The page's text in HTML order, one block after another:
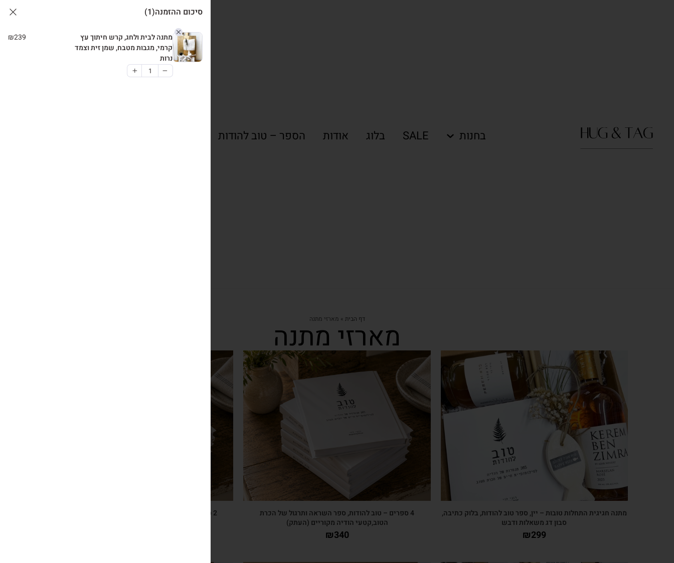
בחנות SALE בלוג אודות הספר – טוב להודות
דף הבית » מארזי מתנה
מארזי מתנה
צפייה מהירה
מתנה חגיגית התחלות טובות – יין, ספר טוב להודות, בלוק כתיבה,
סבון דג משאלות ודבש
₪299
צפייה מהירה
4 ספרים – טוב להודות, ספר השראה ותרגול של הכרת
הטוב,קטעי הודיה מקוריים (העתק)
₪340
2 ספרים – טוב להודות, ספר השראה ותרגול של הכרת
סיכום ההזמנה(1)
מתנה לבית ולחג, קרש חיתוך עץ
קרמי, מגבות מטבח, שמן זית וצמד
נרות
₪239